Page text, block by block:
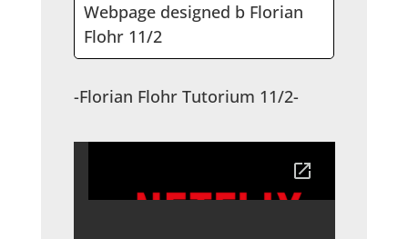
Webpage designed b Florian
Flohr 11/2
-Florian Flohr Tutorium 11/2-